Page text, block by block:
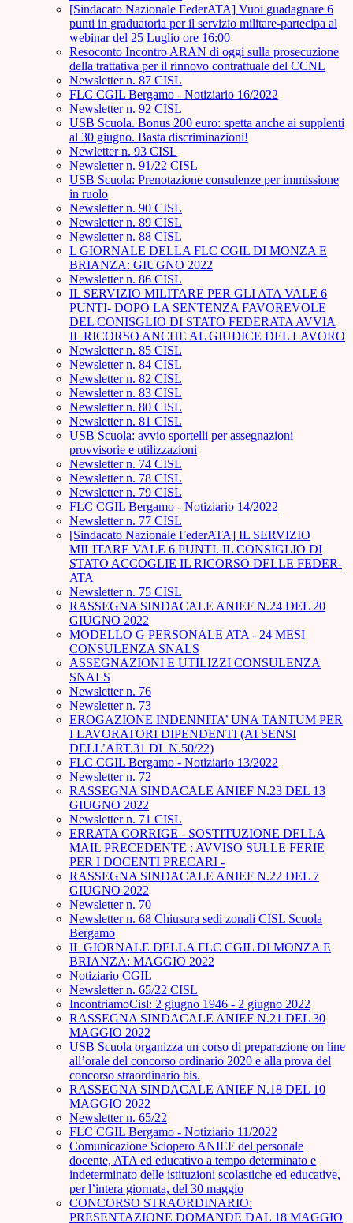
[Sindacato Nazionale FederATA] Vuoi guadagnare 6
punti in graduatoria per il servizio militare-partecipa al
webinar del 25 Luglio ore 16:00
Resoconto Incontro ARAN di oggi sulla prosecuzione
della trattativa per il rinnovo contrattuale del CCNL
Newsletter n. 87 CISL
FLC CGIL Bergamo - Notiziario 16/2022
Newsletter n. 92 CISL
USB Scuola. Bonus 200 euro: spetta anche ai supplenti
al 30 giugno. Basta discriminazioni!
Newletter n. 93 CISL
Newsletter n. 91/22 CISL
USB Scuola: Prenotazione consulenze per immissione
in ruolo
Newsletter n. 90 CISL
Newsletter n. 89 CISL
Newsletter n. 88 CISL
L GIORNALE DELLA FLC CGIL DI MONZA E
BRIANZA: GIUGNO 2022
Newsletter n. 86 CISL
IL SERVIZIO MILITARE PER GLI ATA VALE 6
PUNTI- DOPO LA SENTENZA FAVOREVOLE
DEL CONISGLIO DI STATO FEDERATA AVVIA
IL RICORSO ANCHE AL GIUDICE DEL LAVORO
Newsletter n. 85 CISL
Newsletter n. 84 CISL
Newsletter n. 82 CISL
Newsletter n. 83 CISL
Newsletter n. 80 CISL
Newsletter n. 81 CISL
USB Scuola: avvio sportelli per assegnazioni
provvisorie e utilizzazioni
Newsletter n. 74 CISL
Newsletter n. 78 CISL
Newsletter n. 79 CISL
FLC CGIL Bergamo - Notiziario 14/2022
Newsletter n. 77 CISL
[Sindacato Nazionale FederATA] IL SERVIZIO
MILITARE VALE 6 PUNTI. IL CONSIGLIO DI
STATO ACCOGLIE IL RICORSO DELLE FEDER-
ATA
Newsletter n. 75 CISL
RASSEGNA SINDACALE ANIEF N.24 DEL 20
GIUGNO 2022
MODELLO G PERSONALE ATA - 24 MESI
CONSULENZA SNALS
ASSEGNAZIONI E UTILIZZI CONSULENZA
SNALS
Newsletter n. 76
Newsletter n. 73
EROGAZIONE INDENNITA’ UNA TANTUM PER
I LAVORATORI DIPENDENTI (AI SENSI
DELL’ART.31 DL N.50/22)
FLC CGIL Bergamo - Notiziario 13/2022
Newsletter n. 72
RASSEGNA SINDACALE ANIEF N.23 DEL 13
GIUGNO 2022
Newsletter n. 71 CISL
ERRATA CORRIGE - SOSTITUZIONE DELLA
MAIL PRECEDENTE : AVVISO SULLE FERIE
PER I DOCENTI PRECARI -
RASSEGNA SINDACALE ANIEF N.22 DEL 7
GIUGNO 2022
Newsletter n. 70
Newsletter n. 68 Chiusura sedi zonali CISL Scuola
Bergamo
IL GIORNALE DELLA FLC CGIL DI MONZA E
BRIANZA: MAGGIO 2022
Notiziario CGIL
Newsletter n. 65/22 CISL
IncontriamoCisl: 2 giugno 1946 - 2 giugno 2022
RASSEGNA SINDACALE ANIEF N.21 DEL 30
MAGGIO 2022
USB Scuola organizza un corso di preparazione on line
all’orale del concorso ordinario 2020 e alla prova del
concorso straordinario bis.
RASSEGNA SINDACALE ANIEF N.18 DEL 10
MAGGIO 2022
Newsletter n. 65/22
FLC CGIL Bergamo - Notiziario 11/2022
Comunicazione Sciopero ANIEF del personale
docente, ATA ed educativo a tempo determinato e
indeterminato delle istituzioni scolastiche ed educative,
per l’intera giornata, del 30 maggio
CONCORSO STRAORDINARIO:
PRESENTAZIONE DOMANDE DAL 18 MAGGIO